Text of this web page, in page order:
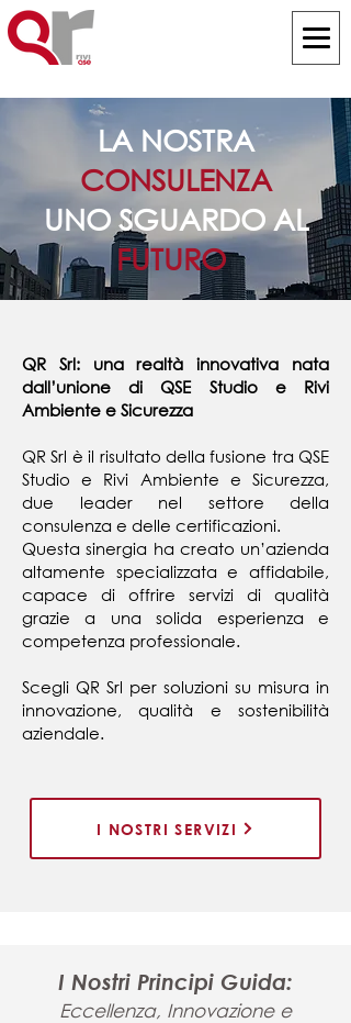
LA NOSTRA
CONSULENZA
UNO SGUARDO AL
FUTURO
QR Srl: una realtà innovativa nata
dall’unione di QSE Studio e Rivi
Ambiente e Sicurezza
QR Srl è il risultato della fusione tra QSE
Studio e Rivi Ambiente e Sicurezza,
due leader nel settore della
consulenza e delle certificazioni.
Questa sinergia ha creato un’azienda
altamente specializzata e affidabile,
capace di offrire servizi di qualità
grazie a una solida esperienza e
competenza professionale.
Scegli QR Srl per soluzioni su misura in
innovazione, qualità e sostenibilità
aziendale.
I NOSTRI SERVIZI
I Nostri Principi Guida:
Eccellenza, Innovazione e